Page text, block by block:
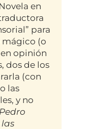
en
para
mágico (o
opinión
dos de los
(con
las
y no
Pedro
las